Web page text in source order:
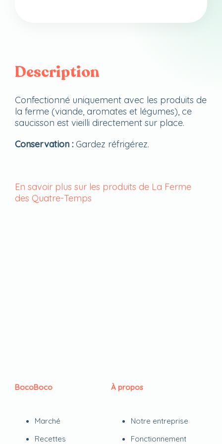
Description
Confectionné uniquement avec les produits de
la ferme (viande, aromates et légumes), ce
saucisson est vieilli directement sur place.
Conservation : Gardez réfrigérez.
En savoir plus sur les produits de La Ferme
des Quatre-Temps
BocoBoco
Marché
Recettes
À propos
Notre entreprise
Fonctionnement